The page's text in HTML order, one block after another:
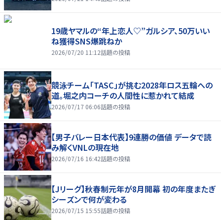
19歳ヤマルの“年上恋人♡”ガルシア、50万いい
ね獲得SNS爆跳ねか
2026/07/20 11:12話題の投稿
競泳チーム「TASC」が挑む2028年ロス五輪への
道。堀之内コーチの人間性に惹かれて結成
2026/07/17 06:06話題の投稿
【男子バレー日本代表】9連勝の価値 データで読
み解くVNLの現在地
2026/07/16 16:42話題の投稿
【Jリーグ】秋春制元年が8月開幕 初の年度またぎ
シーズンで何が変わる
2026/07/15 15:55話題の投稿